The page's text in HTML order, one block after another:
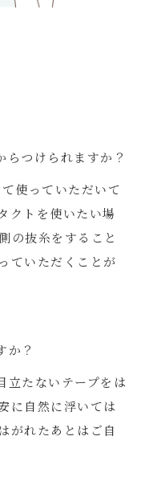
らつけられますか？
使っていただいて
クトを使いたい場
の抜糸をすること
ていただくことが
か？
立たないテープをは
に自然に浮いては
がれたあとはご自